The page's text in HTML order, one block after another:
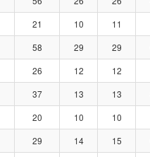
21 10 11
58 29 29
26 12 12
37 13 13
20 10 10
29 14 15